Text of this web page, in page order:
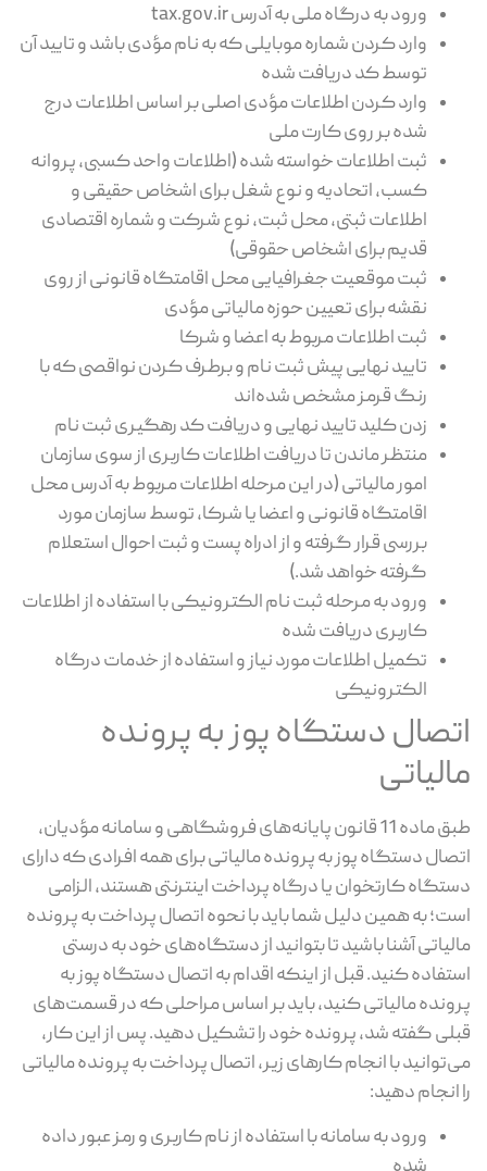
ورود به درگاه ملی به آدرس tax.gov.ir
وارد کردن شماره موبایلی که به نام مؤدی باشد و تایید آن
توسط کد دریافت شده
وارد کردن اطلاعات مؤدی اصلی بر اساس اطلاعات درج
شده بر روی کارت ملی
ثبت اطلاعات خواسته شده (اطلاعات واحد کسبی، پروانه
کسب، اتحادیه و نوع شغل برای اشخاص حقیقی و
اطلاعات ثبتی، محل ثبت، نوع شرکت و شماره اقتصادی
قدیم برای اشخاص حقوقی)
ثبت موقعیت جغرافیایی محل اقامتگاه قانونی از روی
نقشه برای تعیین حوزه مالیاتی مؤدی
ثبت اطلاعات مربوط به اعضا و شرکا
تایید نهایی پیش ثبت نام و برطرف کردن نواقصی که با
رنگ قرمز مشخص شده‌اند
زدن کلید تایید نهایی و دریافت کد رهگیری ثبت نام
منتظر ماندن تا دریافت اطلاعات کاربری از سوی سازمان
امور مالیاتی (در این مرحله اطلاعات مربوط به آدرس محل
اقامتگاه قانونی و اعضا یا شرکا، توسط سازمان مورد
بررسی قرار گرفته و از ادراه پست و ثبت احوال استعلام
گرفته خواهد شد.)
ورود به مرحله ثبت نام الکترونیکی با استفاده از اطلاعات
کاربری دریافت شده
تکمیل اطلاعات مورد نیاز و استفاده از خدمات درگاه
الکترونیکی
اتصال دستگاه پوز به پرونده
مالیاتی
طبق ماده 11 قانون پایانه‌های فروشگاهی و سامانه مؤدیان،
اتصال دستگاه پوز به پرونده مالیاتی برای همه افرادی که دارای
دستگاه کارتخوان یا درگاه پرداخت اینترنتی هستند، الزامی
است؛ به همین دلیل شما باید با نحوه اتصال پرداخت به پرونده
مالیاتی آشنا باشید تا بتوانید از دستگاه‌های خود به درستی
استفاده کنید. قبل از اینکه اقدام به اتصال دستگاه پوز به
پرونده مالیاتی کنید، باید بر اساس مراحلی که در قسمت‌های
قبلی گفته شد، پرونده خود را تشکیل دهید. پس از این کار،
می‌توانید با انجام کارهای زیر، اتصال پرداخت به پرونده مالیاتی
را انجام دهید:
ورود به سامانه با استفاده از نام کاربری و رمز عبور داده